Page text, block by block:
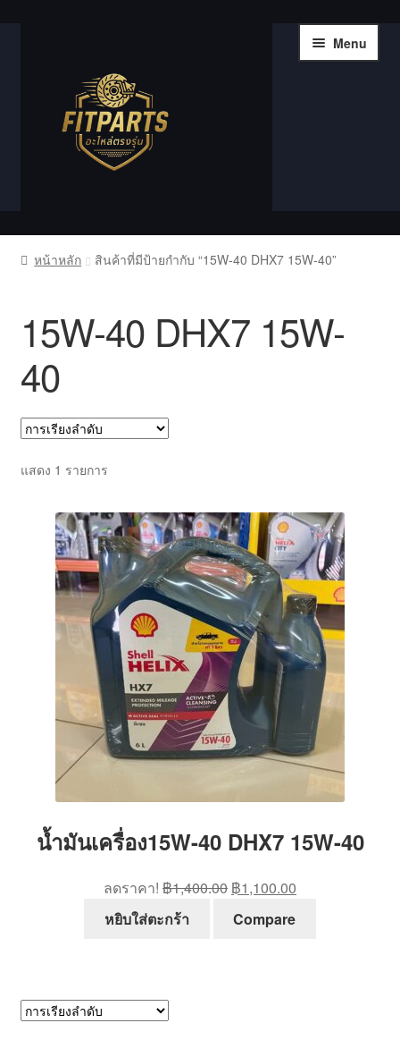
navigation
Menu
หน้าแรก
Shop
Wishlist
ตะกร้าสินค้า
บทความ
บัญชีของฉัน
สั่งซื้อและชำระเงิน
เกี่ยวกับเรา
หน้าหลัก สินค้าที่มีป้ายกำกับ “15W-40 DHX7 15W-40”
15W-40 DHX7 15W-
40
แสดง 1 รายการ
น้ำมันเครื่อง15W-40 DHX7 15W-40
ลดราคา! ฿1,400.00 Original
price
was:
฿1,100.00
หยิบใส่ตะกร้า Compare